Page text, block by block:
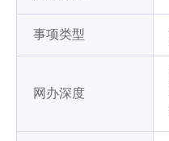
事项类型
网办深度